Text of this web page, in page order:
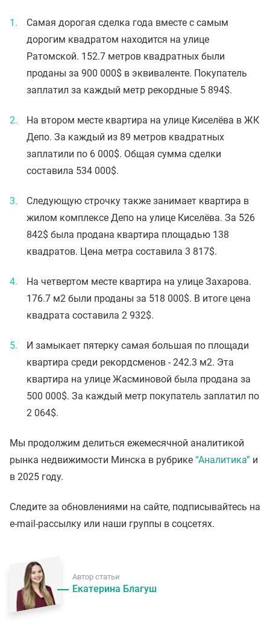
Самая дорогая сделка года вместе с самым
дорогим квадратом находится на улице
Ратомской. 152.7 метров квадратных были
проданы за 900 000$ в эквиваленте. Покупатель
заплатил за каждый метр рекордные 5 894$.
На втором месте квартира на улице Киселёва в ЖК
Депо. За каждый из 89 метров квадратных
заплатили по 6 000$. Общая сумма сделки
составила 534 000$.
Следующую строчку также занимает квартира в
жилом комплексе Депо на улице Киселёва. За 526
842$ была продана квартира площадью 138
квадратов. Цена метра составила 3 817$.
На четвертом месте квартира на улице Захарова.
176.7 м2 были проданы за 518 000$. В итоге цена
квадрата составила 2 932$.
И замыкает пятерку самая большая по площади
квартира среди рекордсменов - 242.3 м2. Эта
квартира на улице Жасминовой была продана за
500 000$. За каждый метр покупатель заплатил по
2 064$.
Мы продолжим делиться ежемесячной аналитикой
рынка недвижимости Минска в рубрике “Аналитика” и
в 2025 году.
Следите за обновлениями на сайте, подписывайтесь на
e-mail-рассылку или наши группы в соцсетях.
Автор статьи
Екатерина Благуш